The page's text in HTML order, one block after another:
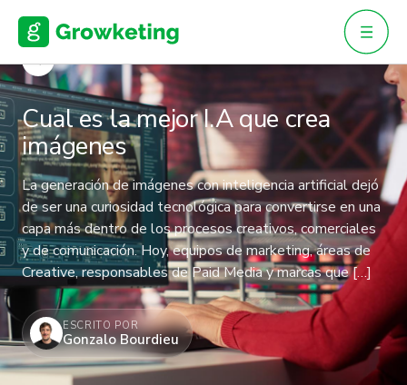
content
Cual es la mejor I.A que crea
imágenes
La generación de imágenes con inteligencia artificial dejó
de ser una curiosidad tecnológica para convertirse en una
capa más dentro de los procesos creativos, comerciales
y de comunicación. Hoy, equipos de marketing, áreas de
Creative, responsables de Paid Media y marcas que […]
ESCRITO POR
Gonzalo Bourdieu